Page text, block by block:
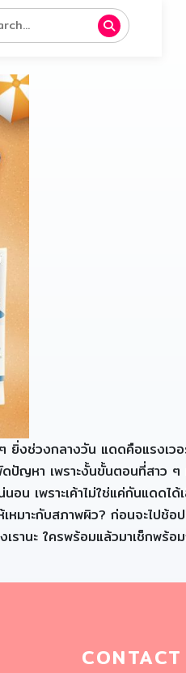
งช่วงกลางวัน แดดคือแรงเว
ญหา เพราะงั้นขั้นตอนที่สาว
น เพราะเค้าไม่ใช่แค่กันแดด
มาะกับสภาพผิว? ก่อนจะไปช้อ
นะ ใครพร้อมแล้วมาเช็กพร้อ